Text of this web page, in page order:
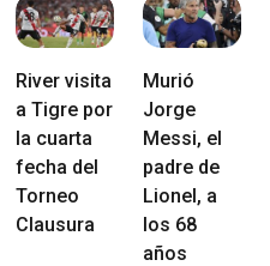
River visita
a Tigre por
la cuarta
fecha del
Torneo
Clausura
Murió
Jorge
Messi, el
padre de
Lionel, a
los 68
años